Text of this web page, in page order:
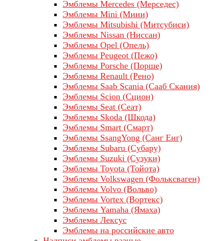
Эмблемы Mercedes (Мерседес)
Эмблемы Mini (Мини)
Эмблемы Mitsubishi (Митсубиси)
Эмблемы Nissan (Ниссан)
Эмблемы Opel (Опель)
Эмблемы Peugeot (Пежо)
Эмблемы Porsche (Порше)
Эмблемы Renault (Рено)
Эмблемы Saab Scania (Сааб Скания)
Эмблемы Scion (Сцион)
Эмблемы Seat (Сеат)
Эмблемы Skoda (Шкода)
Эмблемы Smart (Смарт)
Эмблемы SsangYong (Санг Енг)
Эмблемы Subaru (Субару)
Эмблемы Suzuki (Сузуки)
Эмблемы Toyota (Тойота)
Эмблемы Volkswagen (Фольксваген)
Эмблемы Volvo (Вольво)
Эмблемы Vortex (Вортекс)
Эмблемы Yamaha (Ямаха)
Эмблемы Лексус
Эмблемы на российские авто